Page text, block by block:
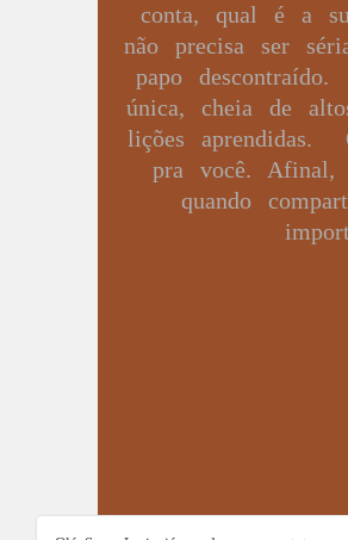
conta, qual é a
não precisa ser
papo
única, cheia de
lições aprendidas.
pra você. Afinal,
quando